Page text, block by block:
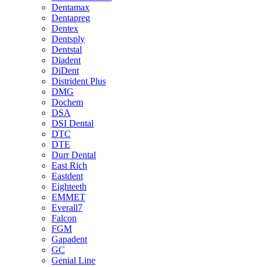
Dentamax
Dentapreg
Dentex
Dentsply
Dentstal
Diadent
DiDent
Distrident Plus
DMG
Dochem
DSA
DSI Dental
DTC
DTE
Durr Dental
East Rich
Eastdent
Eighteeth
EMMET
Everall7
Falcon
FGM
Gapadent
GC
Genial Line